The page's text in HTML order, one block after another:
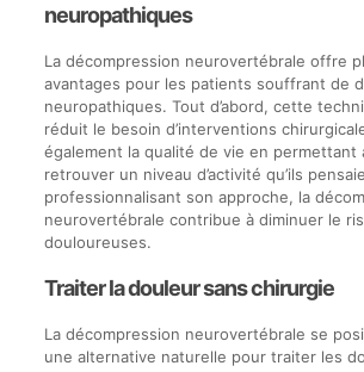
neuropathiques
La décompression neurovertébrale offre
avantages pour les patients souffrant de
neuropathiques. Tout d’abord, cette
réduit le besoin d’interventions
également la qualité de vie en permettant
retrouver un niveau d’activité qu’ils
professionnalisant son approche, la
neurovertébrale contribue à diminuer le
douloureuses.
Traiter la douleur sans chirurgie
La décompression neurovertébrale se
une alternative naturelle pour traiter les